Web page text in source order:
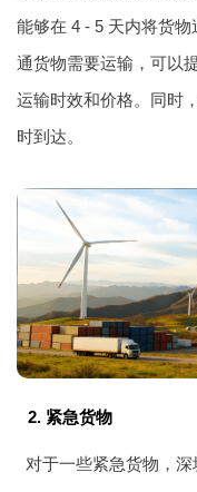
能够在 4 - 5 天内将货
通货物需要运输，可以
运输时效和价格。同时
时到达。
2. 紧急货物
对于一些紧急货物，